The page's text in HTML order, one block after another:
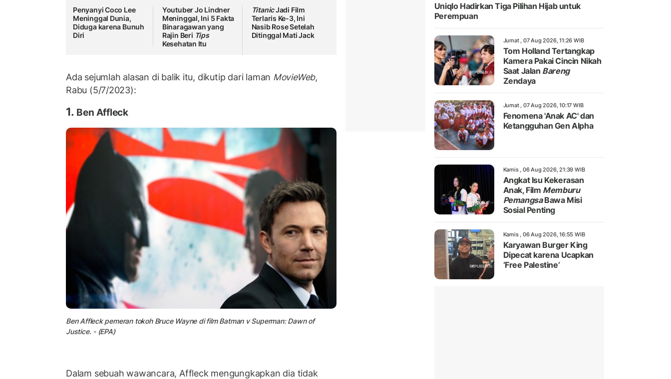
Penyanyi Coco Lee
Meninggal Dunia,
Diduga karena Bunuh
Diri
Youtuber Jo Lindner
Meninggal, Ini 5 Fakta
Binaragawan yang
Rajin Beri Tips
Kesehatan Itu
TitanicJadi Film
Terlaris Ke-3, Ini
Nasib Rose Setelah
Ditinggal Mati Jack
Ada sejumlah alasan di balik itu, dikutip dari laman MovieWeb,
Rabu (5/7/2023):
1. Ben Affleck
Ben Affleck pemeran tokoh Bruce Wayne di filmBatman v Superman: Dawn of
Justice. - (EPA)
Dalam sebuah wawancara, Affleck mengungkapkan dia tidak
Uniqlo Hadirkan Tiga Pilihan Hijab untuk
Perempuan
Jumat , 07 Aug 2026, 11:26 WIB
Tom Holland Tertangkap
Kamera Pakai Cincin Nikah
Saat Jalan Bareng
Zendaya
Jumat , 07 Aug 2026, 10:17 WIB
Fenomena 'Anak AC' dan
Ketangguhan Gen Alpha
Kamis , 06 Aug 2026, 21:39 WIB
Angkat Isu Kekerasan
Anak, Film Memburu
PemangsaBawa Misi
Sosial Penting
Kamis , 06 Aug 2026, 16:55 WIB
Karyawan Burger King
Dipecat karena Ucapkan
‘Free Palestine’